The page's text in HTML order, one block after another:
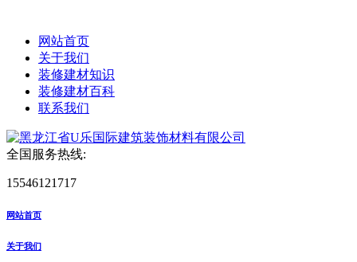
网站首页
关于我们
装修建材知识
装修建材百科
联系我们
全国服务热线:
15546121717
网站首页
关于我们